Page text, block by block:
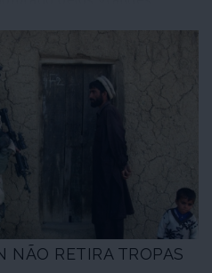
NÃO RETIRA TROPAS